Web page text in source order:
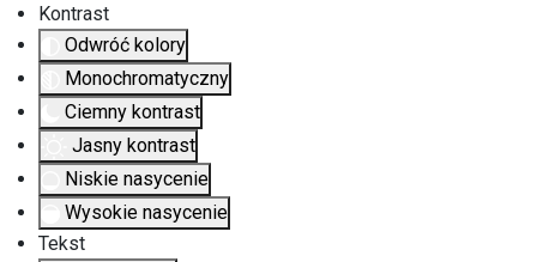
Kontrast
Odwróć kolory
Monochromatyczny
Ciemny kontrast
Jasny kontrast
Niskie nasycenie
Wysokie nasycenie
Tekst